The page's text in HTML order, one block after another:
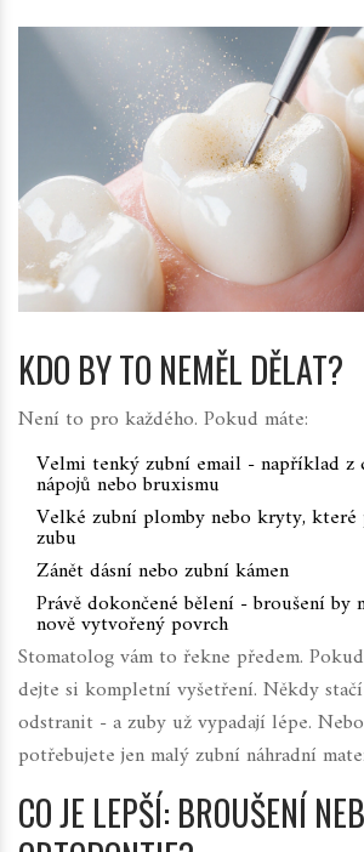
KDO BY TO NEMĚL DĚLAT?
Není to pro každého. Pokud máte:
Velmi tenký zubní email - například z
nápojů nebo bruxismu
Velké zubní plomby nebo kryty,
zubu
Zánět dásní nebo zubní kámen
Právě dokončené bělení - broušení
nově vytvořený povrch
Stomatolog vám to řekne předem.
dejte si kompletní vyšetření. Někdy
odstranit - a zuby už vypadají lépe.
potřebujete jen malý zubní náhradní
CO JE LEPŠÍ: BROUŠENÍ